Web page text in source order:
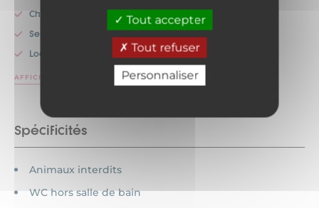
Tout accepter
Tout refuser
Personnaliser
Chauffage
Service de ménage
Location de linge
AFFICHER PLUS
Spécificités
Animaux interdits
WC hors salle de bain